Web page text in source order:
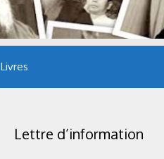
Livres
Lettre d’information